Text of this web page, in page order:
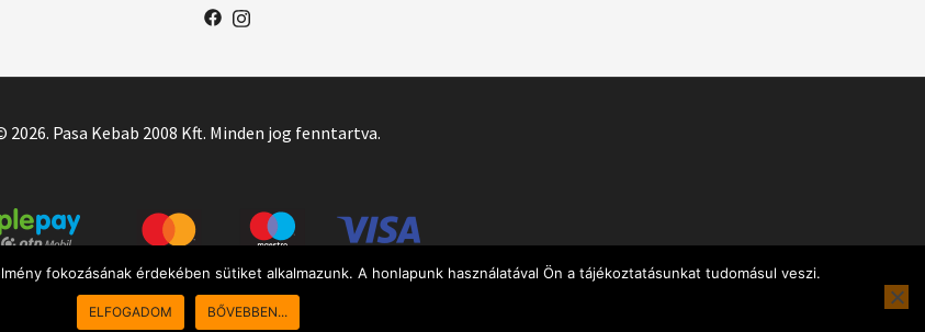
2026. Pasa Kebab 2008 Kft. Minden jog fenntartva.
Sajnos most nem tudunk rendeléseket fogadni.
fokozásának érdekében sütiket alkalmazunk. A honlapunk használatával Ön a tájékoztatásunkat tudomásul veszi.
ELFOGADOM BŐVEBBEN...